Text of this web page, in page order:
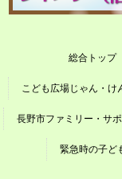
総合トップ
こども広場じゃん・け
長野市ファミリー・サ
緊急時の子ど